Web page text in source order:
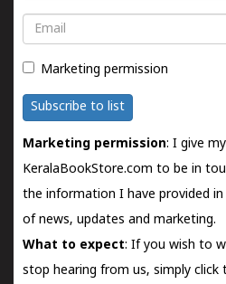
Email
Marketing permission
Subscribe to list
Marketing permission: I give
KeralaBookStore.com to be in
the information I have provided
of news, updates and marketing.
What to expect: If you wish to
stop hearing from us, simply click